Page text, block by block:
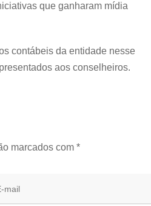
que ganharam mídia
contábeis da entidade nesse
aos conselheiros.
marcados com *